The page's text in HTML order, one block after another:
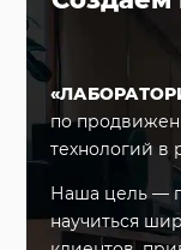
по
технологий в
Наша цель —
научиться